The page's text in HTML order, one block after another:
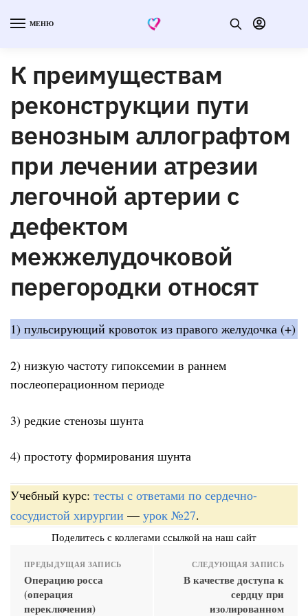
МЕНЮ
К преимуществам
реконструкции пути
венозным аллографтом
при лечении атрезии
легочной артерии с
дефектом
межжелудочковой
перегородки относят
1) пульсирующий кровоток из правого желудочка (+)
2) низкую частоту гипоксемии в раннем
послеоперационном периоде
3) редкие стенозы шунта
4) простоту формирования шунта
Учебный курс: тесты с ответами по сердечно-
сосудистой хирургии — урок №27.
Поделитесь с коллегами ссылкой на наш сайт
ПРЕДЫДУЩАЯ ЗАПИСЬ
Операцию росса
(операция
переключения)
СЛЕДУЮЩАЯ ЗАПИСЬ
В качестве доступа к
сердцу при
изолированном